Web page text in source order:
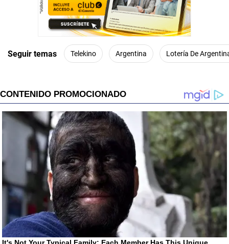
Seguir temas Telekino Argentina Lotería De